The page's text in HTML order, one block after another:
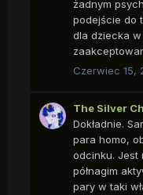
żadnym
podejście do
dla dziecka
Czerwiec 15,
The Silver
Dokładnie.
para homo,
odcinku. Jest
półnagim
pary w taki